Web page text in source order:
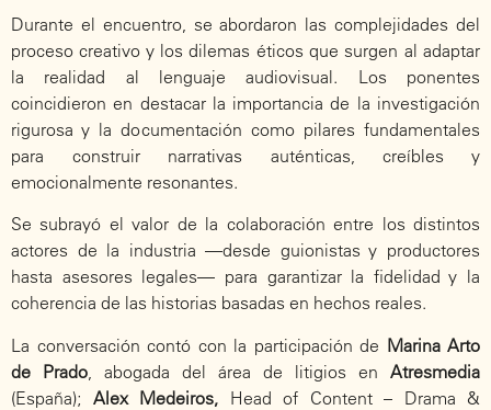
Durante el encuentro, se abordaron las complejidades del
proceso creativo y los dilemas éticos que surgen al adaptar
la realidad al lenguaje audiovisual. Los ponentes
coincidieron en destacar la importancia de la investigación
rigurosa y la documentación como pilares fundamentales
para construir narrativas auténticas, creíbles y
emocionalmente resonantes.
Se subrayó el valor de la colaboración entre los distintos
actores de la industria —desde guionistas y productores
hasta asesores legales— para garantizar la fidelidad y la
coherencia de las historias basadas en hechos reales.
La conversación contó con la participación de Marina Arto
de Prado , abogada del área de litigios en Atresmedia
(España); Alex Medeiros, Head of Content – Drama &